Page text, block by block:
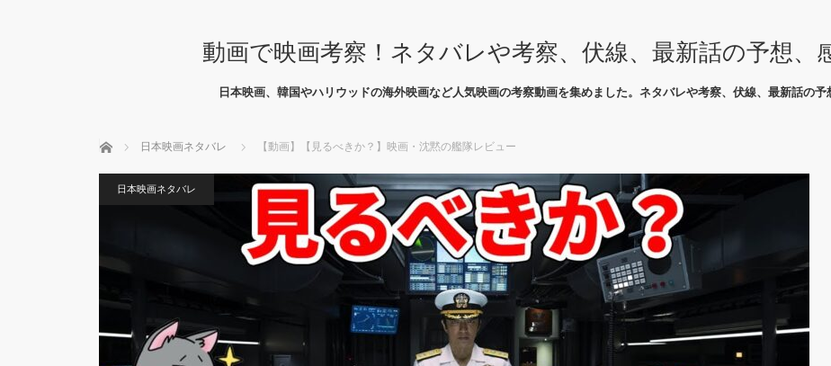
動画で映画考察！ネタバレや考察、伏線、最新話の予想、
日本映画、韓国やハリウッドの海外映画など人気映画の考察動画を集めました。ネタバレや考察、伏線、最新話の予
ホーム 日本映画ネタバレ 【動画】【見るべきか？】映画・沈黙の艦隊レビュー
日本映画ネタバレ